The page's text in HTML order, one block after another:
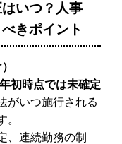
いつ？人事
きポイント
初時点では未確定
がいつ施行される
。
、連続勤務の制